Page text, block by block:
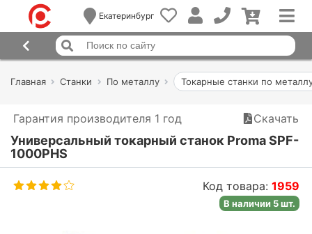
Екатеринбург
Главная Станки По металлу Токарные станки по
Гарантия производителя 1 год Скачать
Универсальный токарный станок Proma SPF-
1000PHS
Код товара:1959
В наличии 5 шт.